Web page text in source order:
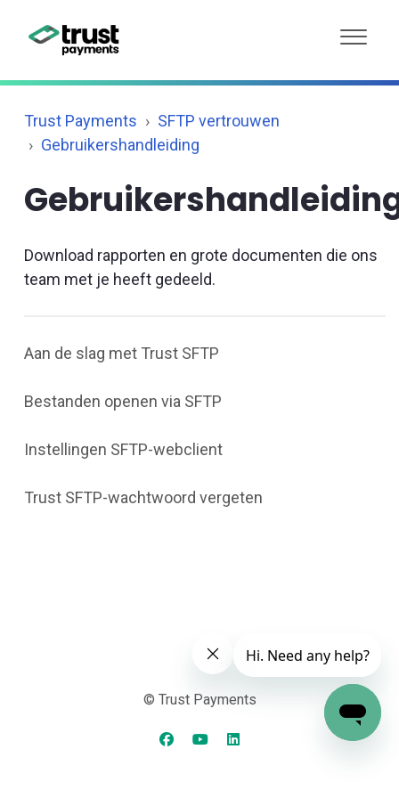
Trust Payments
SFTP vertrouwen
Gebruikershandleiding
Download rapporten en grote documenten die ons
team met je heeft gedeeld.
Aan de slag met Trust SFTP
Bestanden openen via SFTP
Instellingen SFTP-webclient
Trust SFTP-wachtwoord vergeten
© Trust Payments